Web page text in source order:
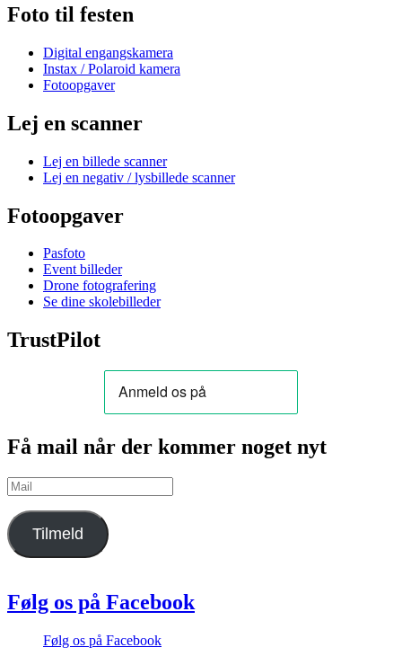
Foto til festen
Digital engangskamera
Instax / Polaroid kamera
Fotoopgaver
Lej en scanner
Lej en billede scanner
Lej en negativ / lysbillede scanner
Fotoopgaver
Pasfoto
Event billeder
Drone fotografering
Se dine skolebilleder
TrustPilot
Få mail når der kommer noget nyt
Mail
Tilmeld
Følg os på Facebook
Følg os på Facebook